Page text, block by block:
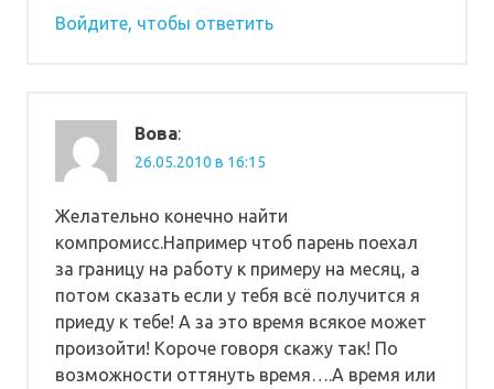
Войдите, чтобы ответить
Вова:
26.05.2010 в 16:15
Желательно конечно найти
компромисс.Например чтоб парень поехал
за границу на работу к примеру на месяц, а
потом сказать если у тебя всё получится я
приеду к тебе! А за это время всякое может
произойти! Короче говоря скажу так! По
возможности оттянуть время….А время или